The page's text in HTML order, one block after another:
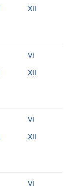
XII
VI
XII
VI
XII
VI